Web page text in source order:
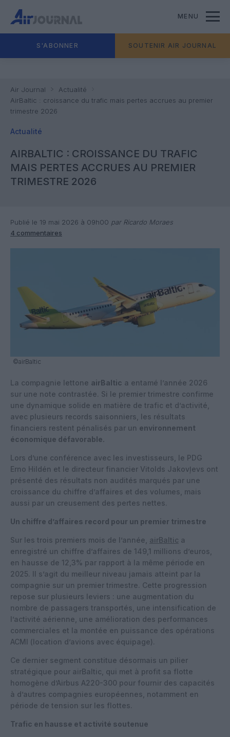
MENU
S'ABONNER SOUTENIR AIR JOURNAL
Air Journal
Actualité
AirBaltic : croissance du trafic mais pertes accrues au premier
trimestre 2026
Actualité
AIRBALTIC : CROISSANCE DU TRAFIC
MAIS PERTES ACCRUES AU PREMIER
TRIMESTRE 2026
Publié le 19 mai 2026 à 09h00 par Ricardo Moraes
4 commentaires
©airBaltic
La compagnie lettone airBaltic a entamé l’année 2026
sur une note contrastée. Si le premier trimestre confirme
une dynamique solide en matière de trafic et d’activité,
avec plusieurs records saisonniers, les résultats
financiers restent pénalisés par un environnement
économique défavorable.
Lors d’une conférence avec les investisseurs, le PDG
Erno Hildén et le directeur financier Vitolds Jakovļevs ont
présenté des résultats non audités marqués par une
croissance du chiffre d’affaires et des volumes, mais
aussi par un creusement des pertes nettes.
Un chiffre d’affaires record pour un premier trimestre
Sur les trois premiers mois de l’année, airBaltic a
enregistré un chiffre d’affaires de 149,1 millions d’euros,
en hausse de 12,3% par rapport à la même période en
2025. Il s’agit du meilleur niveau jamais atteint par la
compagnie sur un premier trimestre. Cette progression
repose sur plusieurs leviers : une augmentation du
nombre de passagers transportés, une intensification de
l’activité aérienne, une amélioration des performances
commerciales et la montée en puissance des opérations
ACMI (location d’avions avec équipage).
Ce dernier segment constitue désormais un pilier
stratégique pour airBaltic, qui met à profit sa flotte
homogène d’Airbus A220-300 pour fournir des capacités
à d’autres compagnies européennes, notamment en
période de tension sur les flottes.
Trafic en hausse et activité soutenue